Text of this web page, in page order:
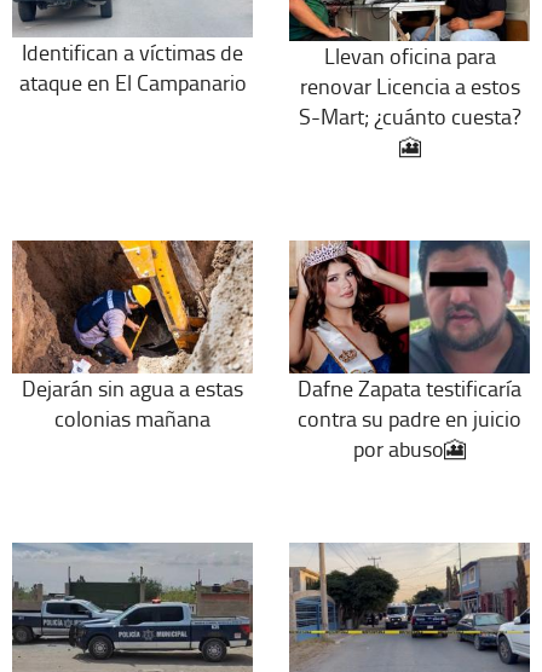
Identifican a víctimas de
ataque en El Campanario
Llevan oficina para
renovar Licencia a estos
S-Mart; ¿cuánto cuesta?
🎦
Dejarán sin agua a estas
colonias mañana
Dafne Zapata testificaría
contra su padre en juicio
por abuso🎦